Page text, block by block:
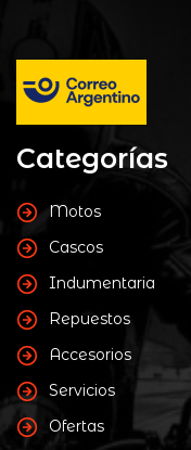
Categorías
Motos
Cascos
Indumentaria
Repuestos
Accesorios
Servicios
Ofertas